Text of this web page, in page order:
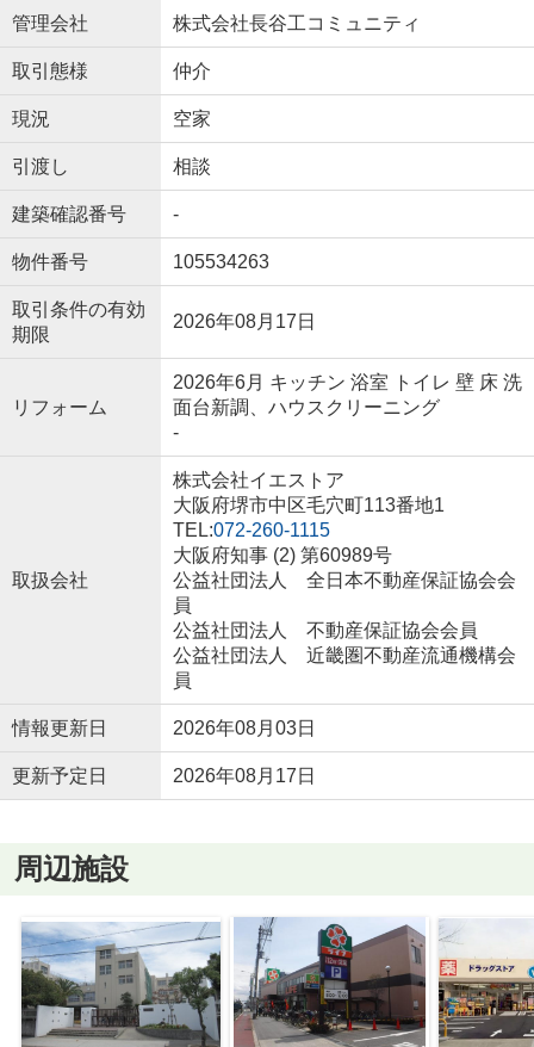
管理会社 株式会社長谷工コミュニティ
取引態様 仲介
現況 空家
引渡し 相談
建築確認番号 -
物件番号 105534263
取引条件の有効
期限
2026年08月17日
リフォーム
2026年6月 キッチン 浴室 トイレ 壁 床 洗
面台新調、ハウスクリーニング
-
取扱会社
株式会社イエストア
大阪府堺市中区毛穴町113番地1
TEL:072-260-1115
大阪府知事 (2) 第60989号
公益社団法人 全日本不動産保証協会会
員
公益社団法人 不動産保証協会会員
公益社団法人 近畿圏不動産流通機構会
員
情報更新日 2026年08月03日
更新予定日 2026年08月17日
周辺施設